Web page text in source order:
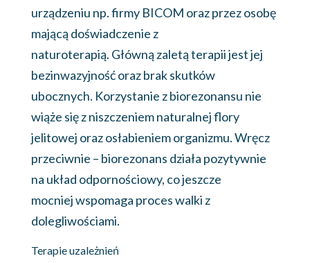
urządzeniu np. firmy BICOM oraz przez osobę
mającą doświadczenie z
naturoterapią. Główną zaletą terapii jest jej
bezinwazyjność oraz brak skutków
ubocznych. Korzystanie z biorezonansu nie
wiąże się z niszczeniem naturalnej flory
jelitowej oraz osłabieniem organizmu. Wręcz
przeciwnie – biorezonans działa pozytywnie
na układ odpornościowy, co jeszcze
mocniej wspomaga proces walki z
dolegliwościami.
Terapie uzależnień